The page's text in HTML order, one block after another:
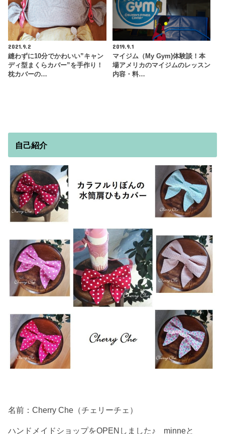
2021.9.2
縫わずに10分でかわいい”キャン
ディ型まくらカバー”を手作り！
枕カバーの…
2019.9.1
マイジム（My Gym)体験談！本
場アメリカのマイジムのレッスン
内容・料…
自己紹介
名前：Cherry Che（チェリーチェ）
ハンドメイドショップをOPENしました♪ minneと